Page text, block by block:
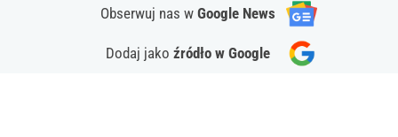
Obserwuj nas w Google News
Dodaj jako źródło w Google